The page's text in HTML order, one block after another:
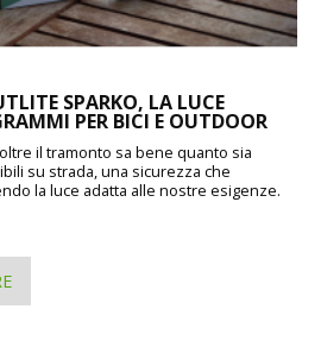
SPARKO, LA LUCE
PER BICI E OUTDOOR
il tramonto sa bene quanto sia
su strada, una sicurezza che
la luce adatta alle nostre esigenze.